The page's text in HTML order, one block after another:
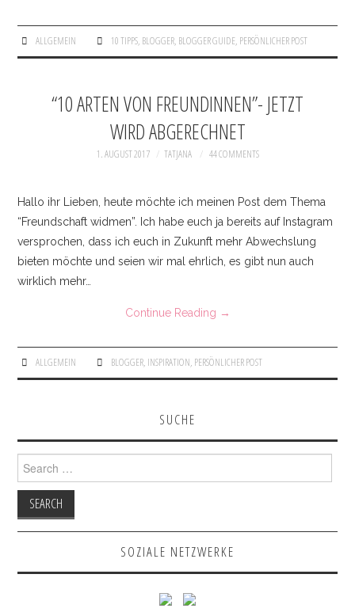
ALLGEMEIN 10 TIPPS, BLOGGER, BLOGGER GUIDE, PERSÖNLICHER POST
“10 ARTEN VON FREUNDINNEN”- JETZT
WIRD ABGERECHNET
1. AUGUST 2017 TATJANA 44 COMMENTS
Hallo ihr Lieben, heute möchte ich meinen Post dem Thema
“Freundschaft widmen”. Ich habe euch ja bereits auf Instagram
versprochen, dass ich euch in Zukunft mehr Abwechslung
bieten möchte und seien wir mal ehrlich, es gibt nun auch
wirklich mehr…
Continue Reading →
ALLGEMEIN BLOGGER, INSPIRATION, PERSÖNLICHER POST
SUCHE
Search for:
SOZIALE NETZWERKE